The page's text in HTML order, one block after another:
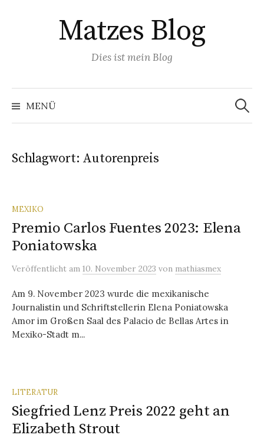
Matzes Blog
Dies ist mein Blog
MENÜ
Suchen
nach:
Schlagwort: Autorenpreis
MEXIKO
Premio Carlos Fuentes 2023: Elena
Poniatowska
Veröffentlicht am 10. November 2023 von mathiasmex
Am 9. November 2023 wurde die mexikanische
Journalistin und Schriftstellerin Elena Poniatowska
Amor im Großen Saal des Palacio de Bellas Artes in
Mexiko-Stadt m...
LITERATUR
Siegfried Lenz Preis 2022 geht an
Elizabeth Strout